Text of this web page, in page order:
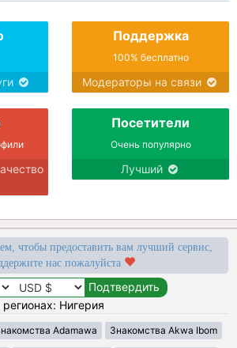
Поддержка
100% бесплатно
Модераторы на связи
Посетители
Очень популярно
Лучший
чтобы предоставить вам лучший сервис,
нас пожалуйста
Нигерия
Adamawa Знакомства Akwa Ibom